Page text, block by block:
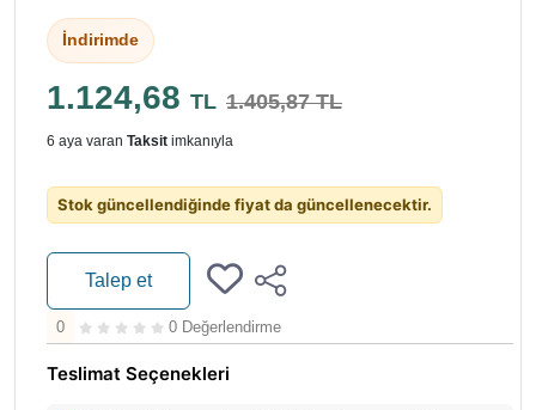
İndirimde
1.124,68 TL 1.405,87 TL
6 aya varan Taksit imkanıyla
Stok güncellendiğinde fiyat da güncellenecektir.
Talep et
0 0 Değerlendirme
Teslimat Seçenekleri